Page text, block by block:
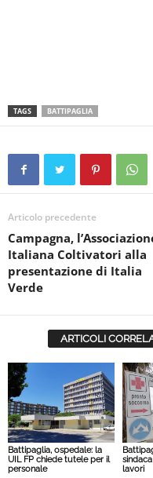
TAGS BATTIPAGLIA
Articolo precedente
Campagna,
Italiana Coltivatori alla
presentazione di Italia
Verde
ARTICOLI
Battipaglia, ospedale: la
UIL FP chiede tutele per il
personale
lavori